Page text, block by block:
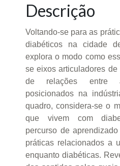
Descrição
Voltando-se para as
diabéticos na cidade
explora o modo como
se eixos articuladores
de relações entre
posicionados na
quadro, considera-se o
que vivem com
percurso de
práticas relacionados a
enquanto diabéticas.